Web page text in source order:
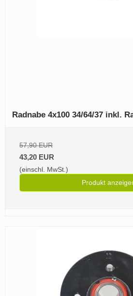
Radnabe 4x100 34/64/37 inkl.
57,90 EUR
43,20 EUR
(einschl. MwSt.)
Produkt